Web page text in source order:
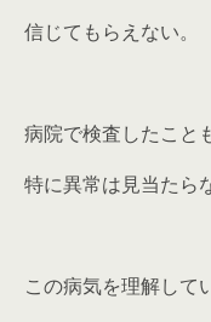
信じてもらえない。
病院で検査したこと
特に異常は見当たら
この病気を理解して